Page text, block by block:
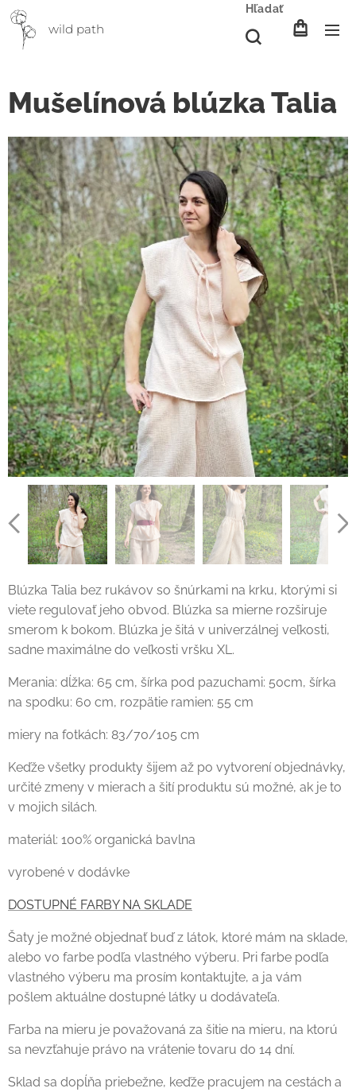
wild path
Hľadať
Mušelínová blúzka Talia
Blúzka Talia bez rukávov so šnúrkami na krku, ktorými si
viete regulovať jeho obvod. Blúzka sa mierne rozširuje
smerom k bokom. Blúzka je šitá v univerzálnej veľkosti,
sadne maximálne do veľkosti vršku XL.
Merania: dĺžka: 65 cm, šírka pod pazuchami: 50cm, šírka
na spodku: 60 cm, rozpätie ramien: 55 cm
miery na fotkách: 83/70/105 cm
Keďže všetky produkty šijem až po vytvorení objednávky,
určité zmeny v mierach a šití produktu sú možné, ak je to
v mojich silách.
materiál: 100% organická bavlna
vyrobené v dodávke
DOSTUPNÉ FARBY NA SKLADE
Šaty je možné objednať buď z látok, ktoré mám na sklade,
alebo vo farbe podľa vlastného výberu. Pri farbe podľa
vlastného výberu ma prosím kontaktujte, a ja vám
pošlem aktuálne dostupné látky u dodávateľa.
Farba na mieru je považovaná za šitie na mieru, na ktorú
sa nevzťahuje právo na vrátenie tovaru do 14 dní.
Sklad sa dopĺňa priebežne, keďže pracujem na cestách a